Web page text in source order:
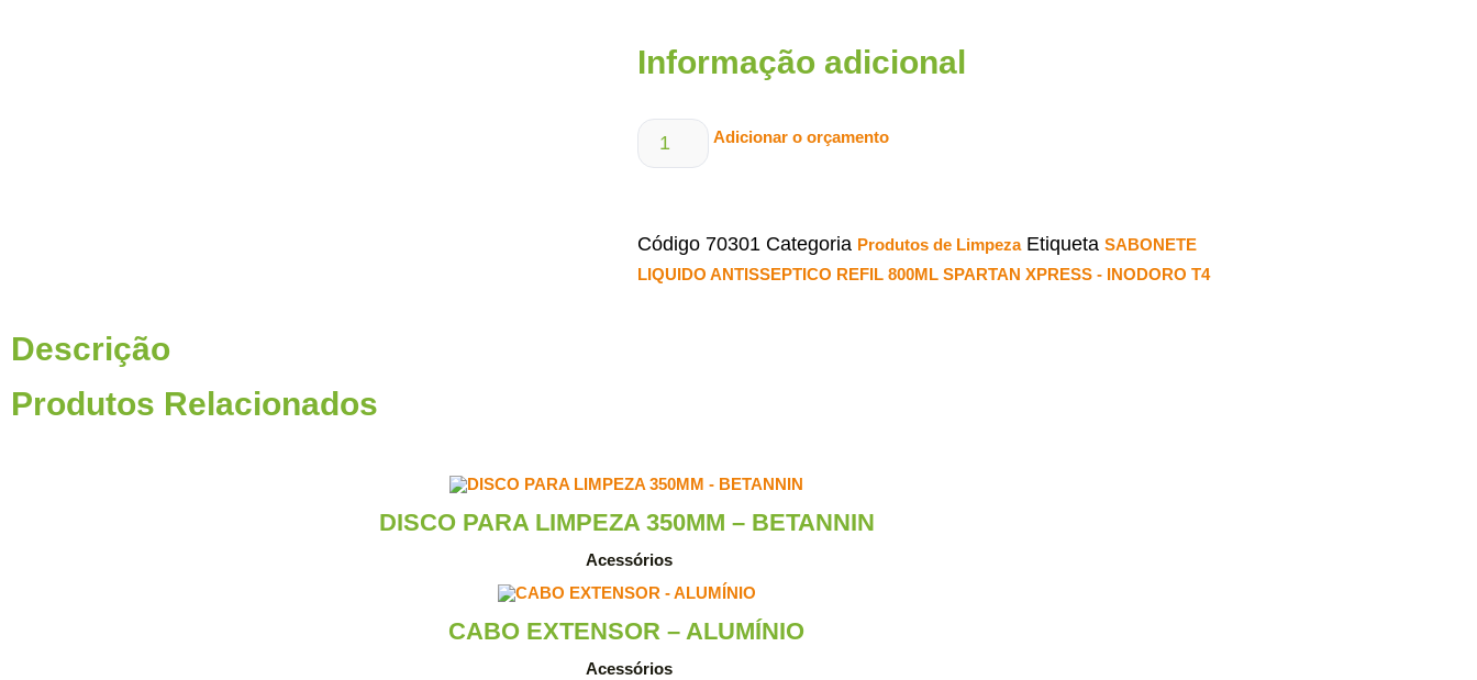
Informação adicional
Adicionar o orçamento
Código 70301 Categoria Produtos de Limpeza Etiqueta SABONETE
LIQUIDO ANTISSEPTICO REFIL 800ML SPARTAN XPRESS - INODORO T4
Descrição
Produtos Relacionados
DISCO PARA LIMPEZA 350MM – BETANNIN
Acessórios
CABO EXTENSOR – ALUMÍNIO
Acessórios